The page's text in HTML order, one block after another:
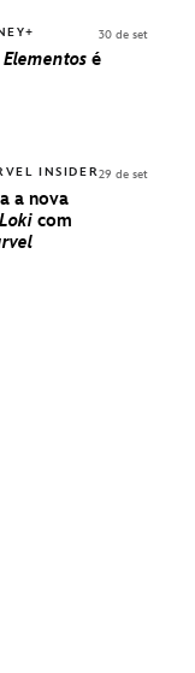
Elementos é
30 de set
INSIDER
a nova
Loki com
29 de set